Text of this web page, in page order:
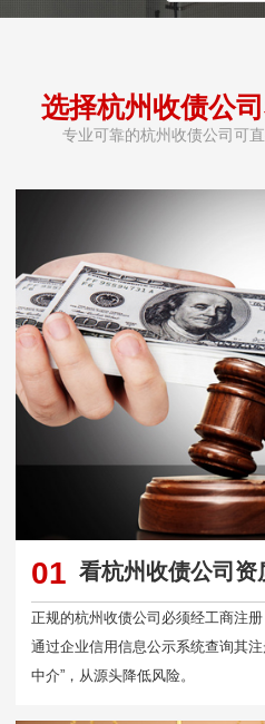
选择杭州收债公
专业可靠的杭州收债公司可
01 看杭州收债公司资
正规的杭州收债公司必须经工商注
通过企业信用信息公示系统查询其
中介”，从源头降低风险。​